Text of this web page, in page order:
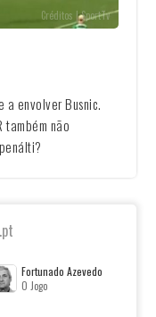
Créditos | SportTv
a envolver Busnic.
também não
Fortunado Azevedo
O Jogo